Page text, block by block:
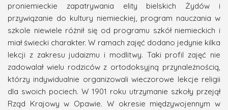
proniemieckie zapatrywania elity bielskich Żydów i
przywiązanie do kultury niemieckiej, program nauczania w
szkole niewiele różnił się od programu szkół niemieckich i
miał świecki charakter. W ramach zajęć dodano jedynie kilka
lekcji z zakresu judaizmu i modlitwy. Taki profil zajęć nie
zadowalał wielu rodziców z ortodoksyjną przynależnością,
którzy indywidualnie organizowali wieczorowe lekcje religii
dla swoich pociech. W 1901 roku utrzymanie szkoły przejął
Rząd Krajowy w Opawie. W okresie międzywojennym w